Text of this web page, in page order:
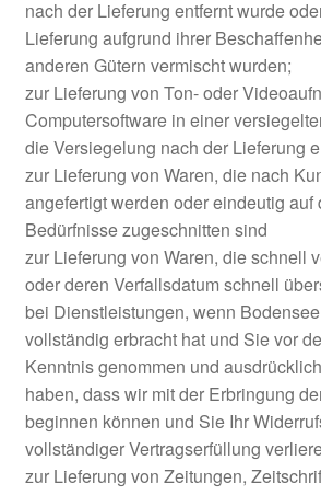
nach der Lieferung entfernt wurde
Lieferung aufgrund ihrer
anderen Gütern vermischt wurden;
zur Lieferung von Ton- oder
Computersoftware in einer
die Versiegelung nach der Lieferung
zur Lieferung von Waren, die nach
angefertigt werden oder eindeutig auf
Bedürfnisse zugeschnitten sind
zur Lieferung von Waren, die schnell
oder deren Verfallsdatum schnell
bei Dienstleistungen, wenn
vollständig erbracht hat und Sie vor
Kenntnis genommen und
haben, dass wir mit der Erbringung
beginnen können und Sie Ihr
vollständiger Vertragserfüllung
zur Lieferung von Zeitungen,